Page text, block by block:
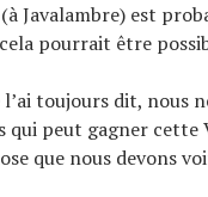
Javalambre) est
pourrait être
l’ai toujours dit, nous
qui peut gagner cette
que nous devons